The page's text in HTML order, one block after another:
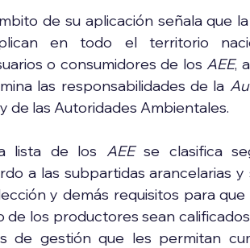
de su aplicación señala que
en todo el territorio
o consumidores de los AEE,
las responsabilidades de la
y de las Autoridades Ambientales.
lista de los AEE se clasifica
a las subpartidas arancelarias
de los productores sean
de gestión que les permitan